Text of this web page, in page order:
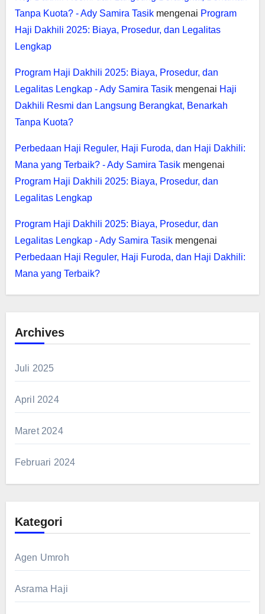
Tanpa Kuota? - Ady Samira Tasikmengenai Program
Haji Dakhili 2025: Biaya, Prosedur, dan Legalitas
Lengkap
Program Haji Dakhili 2025: Biaya, Prosedur, dan
Legalitas Lengkap - Ady Samira Tasikmengenai Haji
Dakhili Resmi dan Langsung Berangkat, Benarkah
Tanpa Kuota?
Perbedaan Haji Reguler, Haji Furoda, dan Haji Dakhili:
Mana yang Terbaik? - Ady Samira Tasikmengenai
Program Haji Dakhili 2025: Biaya, Prosedur, dan
Legalitas Lengkap
Program Haji Dakhili 2025: Biaya, Prosedur, dan
Legalitas Lengkap - Ady Samira Tasikmengenai
Perbedaan Haji Reguler, Haji Furoda, dan Haji Dakhili:
Mana yang Terbaik?
Archives
Juli 2025
April 2024
Maret 2024
Februari 2024
Kategori
Agen Umroh
Asrama Haji